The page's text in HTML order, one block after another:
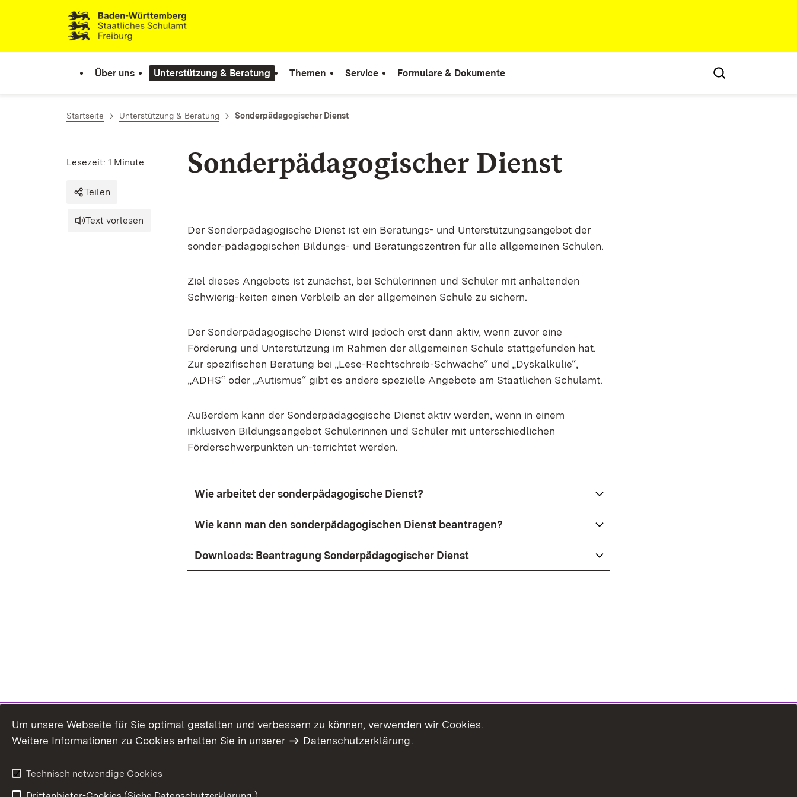
Zum Inhalt springen
Link zur Startseite
Über uns Unterstützung & Beratung Themen Service Formulare & Dokumente
Startseite Unterstützung & Beratung Sonderpädagogischer Dienst
Sonderpädagogischer Dienst
Lesezeit: 1 Minute
Teilen
Text vorlesen
Der Sonderpädagogische Dienst ist ein Beratungs- und Unterstützungsangebot der
sonder-pädagogischen Bildungs- und Beratungszentren für alle allgemeinen Schulen.
Ziel dieses Angebots ist zunächst, bei Schülerinnen und Schüler mit anhaltenden
Schwierig-keiten einen Verbleib an der allgemeinen Schule zu sichern.
Der Sonderpädagogische Dienst wird jedoch erst dann aktiv, wenn zuvor eine
Förderung und Unterstützung im Rahmen der allgemeinen Schule stattgefunden hat.
Zur spezifischen Beratung bei „Lese-Rechtschreib-Schwäche“ und „Dyskalkulie“,
„ADHS“ oder „Autismus“ gibt es andere spezielle Angebote am Staatlichen Schulamt.
Außerdem kann der Sonderpädagogische Dienst aktiv werden, wenn in einem
inklusiven Bildungsangebot Schülerinnen und Schüler mit unterschiedlichen
Förderschwerpunkten un-terrichtet werden.
Wie arbeitet der sonderpädagogische Dienst?
Wie kann man den sonderpädagogischen Dienst beantragen?
Downloads: Beantragung Sonderpädagogischer Dienst
Um unsere Webseite für Sie optimal gestalten und verbessern zu können, verwenden wir Cookies.
Weitere Informationen zu Cookies erhalten Sie in unserer
Datenschutzerklärung.
Technisch notwendige Cookies